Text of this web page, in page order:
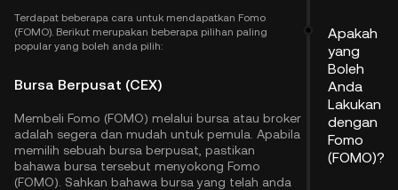
Terdapat beberapa cara untuk mendapatkan Fomo
(FOMO). Berikut merupakan beberapa pilihan paling
popular yang boleh anda pilih:
Bursa Berpusat (CEX)
Membeli Fomo (FOMO) melalui bursa atau broker
adalah segera dan mudah untuk pemula. Apabila
memilih sebuah bursa berpusat, pastikan
bahawa bursa tersebut menyokong Fomo
(FOMO). Sahkan bahawa bursa yang telah anda
Apakah
yang
Boleh
Anda
Lakukan
dengan
Fomo
(FOMO)?